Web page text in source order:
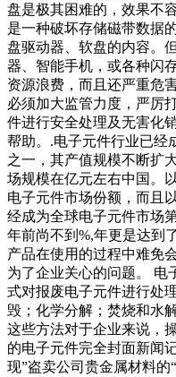
盘是极其困难的，效果不
是一种破坏存储磁带数据
盘驱动器、软盘的内容。
器、智能手机，或各种闪
资源浪费，而且还严重危
必须加大监管力度，严厉
件进行安全处理及无害化
帮助。.电子元件行业已经
之一，其产值规模不断扩
场规模在亿元左右中国。
电子元件市场份额，而且
经成为全球电子元件市场
年前尚不到%,年更是达到
产品在使用的过程中难免
为了企业关心的问题。 电
式对报废电子元件进行处
毁；化学分解；焚烧和水
这些方法对于企业来说，
的电子元件完全封面新
现”盗卖公司贵金属材料